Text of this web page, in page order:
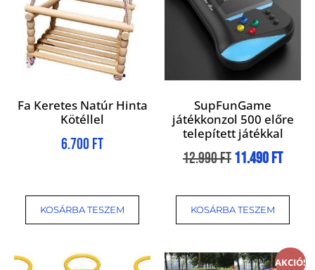
Fa Keretes Natúr Hinta
Kötéllel
6.700 Ft
KOSÁRBA TESZEM
SupFunGame
játékkonzol 500 előre
telepített játékkal
12.990Ft11.490Ft
KOSÁRBA TESZEM
AKCIÓ!